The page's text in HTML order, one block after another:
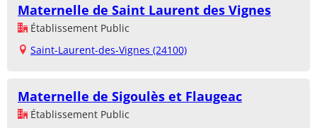
Maternelle de Saint Laurent des Vignes
Établissement Public
Saint-Laurent-des-Vignes (24100)
Maternelle de Sigoulès et Flaugeac
Établissement Public